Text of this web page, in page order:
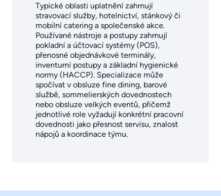
Typické oblasti uplatnění zahrnují
stravovací služby, hotelnictví, stánkový či
mobilní catering a společenské akce.
Používané nástroje a postupy zahrnují
pokladní a účtovací systémy (POS),
přenosné objednávkové terminály,
inventurní postupy a základní hygienické
normy (HACCP). Specializace může
spočívat v obsluze fine dining, barové
službě, sommelierských dovednostech
nebo obsluze velkých eventů, přičemž
jednotlivé role vyžadují konkrétní pracovní
dovednosti jako přesnost servisu, znalost
nápojů a koordinace týmu.